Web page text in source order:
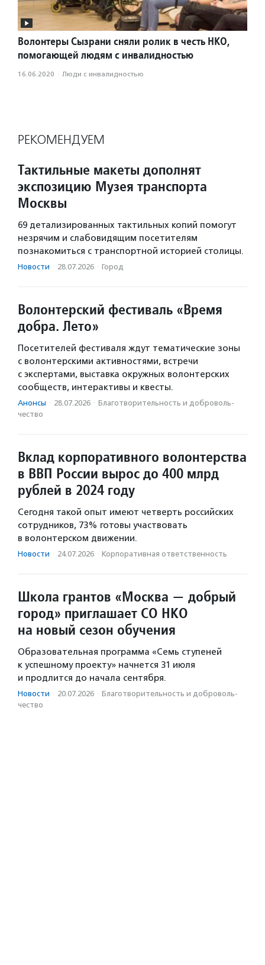
Волонтеры Сызрани сняли ролик в честь НКО,
помогающей людям с инвалидностью
16.06.2020 · Люди с инвалидностью
РЕКОМЕНДУЕМ
Тактильные макеты дополнят
экспозицию Музея транспорта
Москвы
69 детализированных тактильных копий помогут
незрячим и слабовидящим посетителям
познакомиться с транспортной историей столицы.
Новости · 28.07.2026 · Город
Волонтерский фестиваль «Время
добра. Лето»
Посетителей фестиваля ждут тематические зоны
с волонтерскими активностями, встречи
с экспертами, выставка окружных волонтерских
сообществ, интерактивы и квесты.
Анонсы · 28.07.2026 · Благотвори­тель­ность и доброволь­
чест­во
Вклад корпоративного волонтерства
в ВВП России вырос до 400 млрд
рублей в 2024 году
Сегодня такой опыт имеют четверть российских
сотрудников, 73% готовы участвовать
в волонтерском движении.
Новости · 24.07.2026 · Корпоративная ответственность
Школа грантов «Москва — добрый
город» приглашает СО НКО
на новый сезон обучения
Образовательная программа «Семь ступеней
к успешному проекту» начнется 31 июля
и продлится до начала сентября.
Новости · 20.07.2026 · Благотвори­тель­ность и доброволь­
чест­во